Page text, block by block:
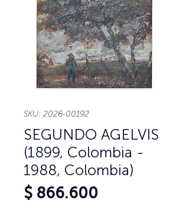
SKU: 2026-00192
SEGUNDO AGELVIS
(1899, Colombia -
1988, Colombia)
$ 866.600